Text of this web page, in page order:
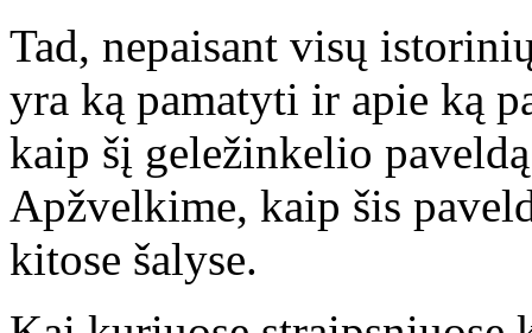
Tad, nepaisant visų
yra ką pamatyti ir apie ką
kaip šį geležinkelio
Apžvelkime, kaip šis
kitose šalyse.